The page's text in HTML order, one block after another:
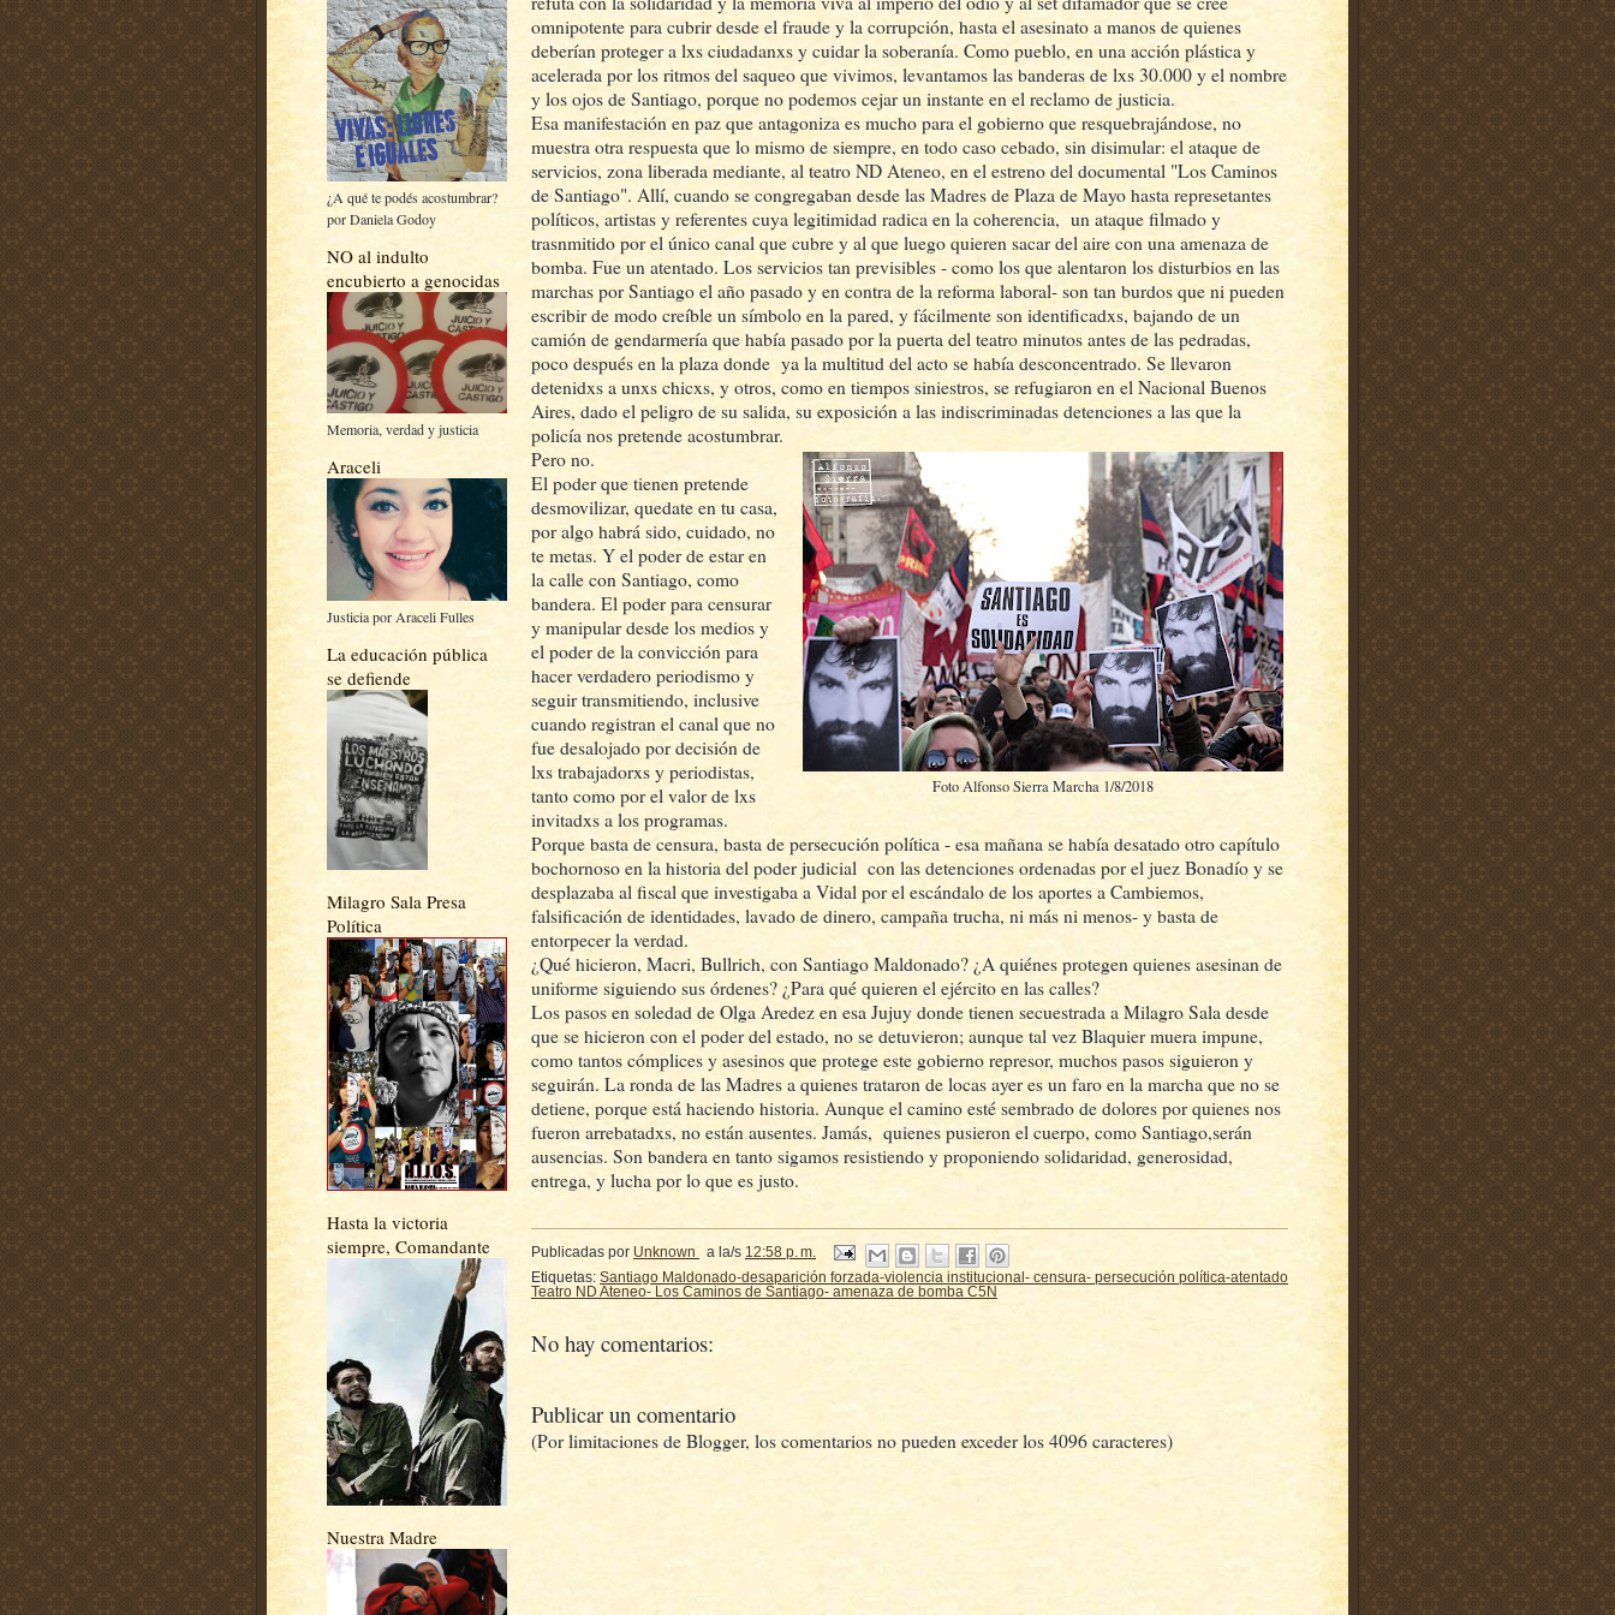
¿A qué te podés acostumbrar?
por Daniela Godoy
NO al indulto
encubierto a genocidas
Memoria, verdad y justicia
Araceli
Justicia por Araceli Fulles
La educación pública
se defiende
Milagro Sala Presa
Política
Hasta la victoria
siempre, Comandante
Nuestra Madre
omnipotente para cubrir desde el fraude y la corrupción, hasta el asesinato a manos de quienes
deberían proteger a lxs ciudadanxs y cuidar la soberanía. Como pueblo, en una acción plástica y
acelerada por los ritmos del saqueo que vivimos, levantamos las banderas de lxs 30.000 y el nombre
y los ojos de Santiago, porque no podemos cejar un instante en el reclamo de justicia.
Esa manifestación en paz que antagoniza es mucho para el gobierno que resquebrajándose, no
muestra otra respuesta que lo mismo de siempre, en todo caso cebado, sin disimular: el ataque de
servicios, zona liberada mediante, al teatro ND Ateneo, en el estreno del documental "Los Caminos
de Santiago". Allí, cuando se congregaban desde las Madres de Plaza de Mayo hasta represetantes
políticos, artistas y referentes cuya legitimidad radica en la coherencia, un ataque filmado y
trasnmitido por el único canal que cubre y al que luego quieren sacar del aire con una amenaza de
bomba. Fue un atentado. Los servicios tan previsibles - como los que alentaron los disturbios en las
marchas por Santiago el año pasado y en contra de la reforma laboral- son tan burdos que ni pueden
escribir de modo creíble un símbolo en la pared, y fácilmente son identificadxs, bajando de un
camión de gendarmería que había pasado por la puerta del teatro minutos antes de las pedradas,
poco después en la plaza donde ya la multitud del acto se había desconcentrado. Se llevaron
detenidxs a unxs chicxs, y otros, como en tiempos siniestros, se refugiaron en el Nacional Buenos
Aires, dado el peligro de su salida, su exposición a las indiscriminadas detenciones a las que la
policía nos pretende acostumbrar.
Foto Alfonso Sierra Marcha 1/8/2018
Pero no.
El poder que tienen pretende
desmovilizar, quedate en tu casa,
por algo habrá sido, cuidado, no
te metas. Y el poder de estar en
la calle con Santiago, como
bandera. El poder para censurar
y manipular desde los medios y
el poder de la convicción para
hacer verdadero periodismo y
seguir transmitiendo, inclusive
cuando registran el canal que no
fue desalojado por decisión de
lxs trabajadorxs y periodistas,
tanto como por el valor de lxs
invitadxs a los programas.
Porque basta de censura, basta de persecución política - esa mañana se había desatado otro capítulo
bochornoso en la historia del poder judicial con las detenciones ordenadas por el juez Bonadío y se
desplazaba al fiscal que investigaba a Vidal por el escándalo de los aportes a Cambiemos,
falsificación de identidades, lavado de dinero, campaña trucha, ni más ni menos- y basta de
entorpecer la verdad.
¿Qué hicieron, Macri, Bullrich, con Santiago Maldonado? ¿A quiénes protegen quienes asesinan de
uniforme siguiendo sus órdenes? ¿Para qué quieren el ejército en las calles?
Los pasos en soledad de Olga Aredez en esa Jujuy donde tienen secuestrada a Milagro Sala desde
que se hicieron con el poder del estado, no se detuvieron; aunque tal vez Blaquier muera impune,
como tantos cómplices y asesinos que protege este gobierno represor, muchos pasos siguieron y
seguirán. La ronda de las Madres a quienes trataron de locas ayer es un faro en la marcha que no se
detiene, porque está haciendo historia. Aunque el camino esté sembrado de dolores por quienes nos
fueron arrebatadxs, no están ausentes. Jamás, quienes pusieron el cuerpo, como Santiago,serán
ausencias. Son bandera en tanto sigamos resistiendo y proponiendo solidaridad, generosidad,
entrega, y lucha por lo que es justo.
Publicadas por Unknown a la/s 12:58 p. m.
Etiquetas: Santiago Maldonado-desaparición forzada-violencia institucional- censura- persecución política-atentado
Teatro ND Ateneo- Los Caminos de Santiago- amenaza de bomba C5N
No hay comentarios:
Publicar un comentario
(Por limitaciones de Blogger, los comentarios no pueden exceder los 4096 caracteres)